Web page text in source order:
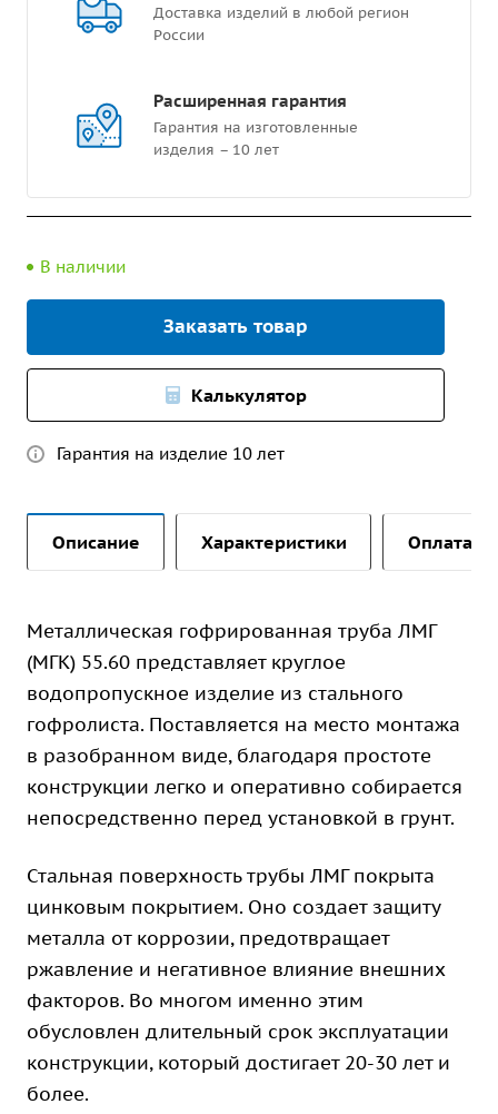
Доставка изделий в любой регион
России
Расширенная гарантия
Гарантия на изготовленные
изделия – 10 лет
В наличии
Заказать товар
Калькулятор
Гарантия на изделие 10 лет
Описание Характеристики Оплата и
Металлическая гофрированная труба ЛМГ
(МГК) 55.60 представляет круглое
водопропускное изделие из стального
гофролиста. Поставляется на место монтажа
в разобранном виде, благодаря простоте
конструкции легко и оперативно собирается
непосредственно перед установкой в грунт.
Стальная поверхность трубы ЛМГ покрыта
цинковым покрытием. Оно создает защиту
металла от коррозии, предотвращает
ржавление и негативное влияние внешних
факторов. Во многом именно этим
обусловлен длительный срок эксплуатации
конструкции, который достигает 20-30 лет и
более.